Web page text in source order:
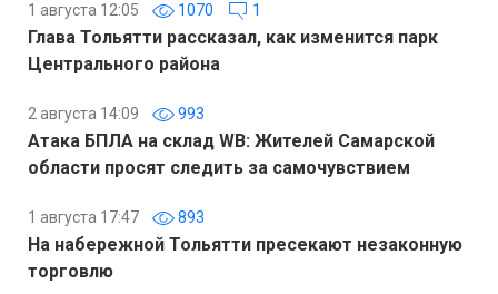
1 августа 12:05 1070 1
Глава Тольятти рассказал, как изменится парк
Центрального района
2 августа 14:09 993
Атака БПЛА на склад WB: Жителей Самарской
области просят следить за самочувствием
1 августа 17:47 893
На набережной Тольятти пресекают незаконную
торговлю